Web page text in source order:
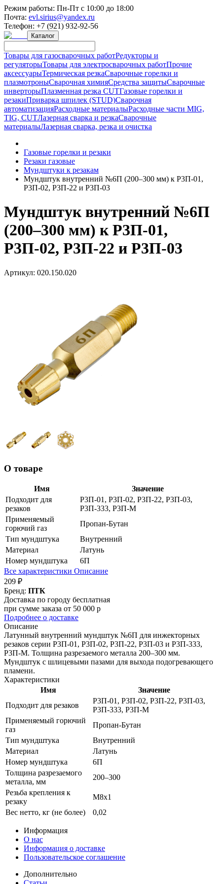
Режим работы: Пн-Пт с 10:00 до 18:00
Почта: evl.sirius@yandex.ru
Телефон: +7 (921) 932-92-56
Каталог
Товары для газосварочных работРедукторы и
регуляторыТовары для электросварочных работПрочие
аксессуарыТермическая резкаСварочные горелки и
плазмотроныСварочная химияСредства защитыСварочные
инверторыПлазменная резка CUTГазовые горелки и
резакиПриварка шпилек (STUD)Сварочная
автоматизацияРасходные материалыРасходные части MIG,
TIG, CUTЛазерная сварка и резкаСварочные
материалыЛазерная сварка, резка и очистка
Газовые горелки и резаки
Резаки газовые
Мундштуки к резакам
Мундштук внутренний №6П (200–300 мм) к Р3П-01,
Р3П-02, Р3П-22 и Р3П-03
Мундштук внутренний №6П
(200–300 мм) к Р3П-01,
Р3П-02, Р3П-22 и Р3П-03
Артикул: 020.150.020
О товаре
Имя
Значение
Подходит для
резаков
Р3П-01, Р3П-02, Р3П-22, Р3П-03,
Р3П-333, Р3П-М
Применяемый
горючий газ
Пропан-Бутан
Тип мундштука
Внутренний
Материал
Латунь
Номер мундштука
6П
Все характеристики Описание
209 ₽
Бренд: ПТК
Доставка по городу бесплатная
при сумме заказа от 50 000 р
Подробнее о доставке
Описание
Латунный внутренний мундштук №6П для инжекторных
резаков серии Р3П-01, Р3П-02, Р3П-22, Р3П-03 и Р3П-333,
Р3П-М. Толщина разрезаемого металла 200–300 мм.
Мундштук с шлицевыми пазами для выхода подогревающего
пламени.
Характеристики
Имя
Значение
Подходит для резаков
Р3П-01, Р3П-02, Р3П-22, Р3П-03,
Р3П-333, Р3П-М
Применяемый горючий
газ
Пропан-Бутан
Тип мундштука
Внутренний
Материал
Латунь
Номер мундштука
6П
Толщина разрезаемого
металла, мм
200–300
Резьба крепления к
резаку
М8х1
Вес нетто, кг (не более)
0,02
Информация
О нас
Информация о доставке
Пользовательское соглашение
Дополнительно